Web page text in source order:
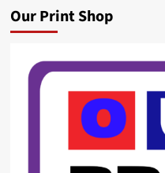
Our Print Shop